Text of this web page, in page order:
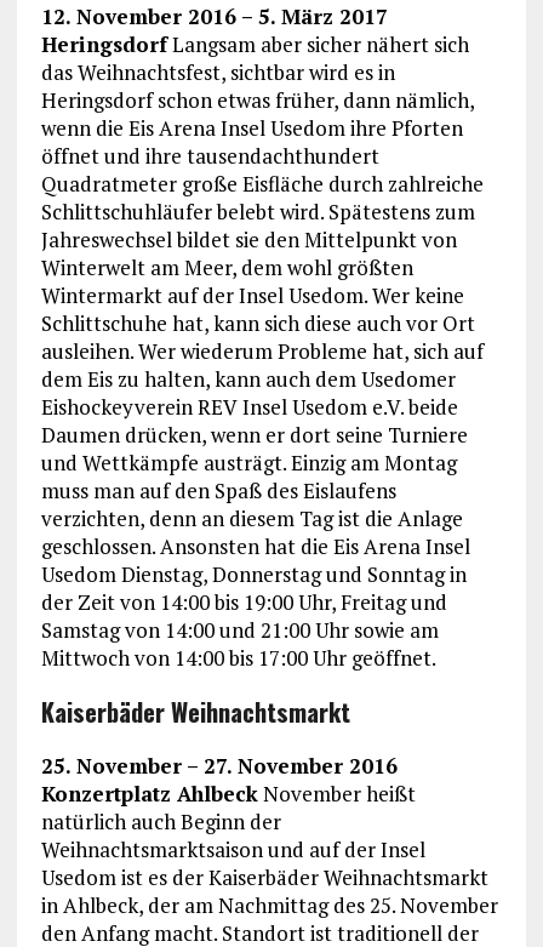
12. November 2016 – 5. März 2017
HeringsdorfLangsam aber sicher nähert sich
das Weihnachtsfest, sichtbar wird es in
Heringsdorf schon etwas früher, dann nämlich,
wenn die Eis Arena Insel Usedom ihre Pforten
öffnet und ihre tausendachthundert
Quadratmeter große Eisfläche durch zahlreiche
Schlittschuhläufer belebt wird. Spätestens zum
Jahreswechsel bildet sie den Mittelpunkt von
Winterwelt am Meer, dem wohl größten
Wintermarkt auf der Insel Usedom. Wer keine
Schlittschuhe hat, kann sich diese auch vor Ort
ausleihen. Wer wiederum Probleme hat, sich auf
dem Eis zu halten, kann auch dem Usedomer
Eishockeyverein REV Insel Usedom e.V. beide
Daumen drücken, wenn er dort seine Turniere
und Wettkämpfe austrägt. Einzig am Montag
muss man auf den Spaß des Eislaufens
verzichten, denn an diesem Tag ist die Anlage
geschlossen. Ansonsten hat die Eis Arena Insel
Usedom Dienstag, Donnerstag und Sonntag in
der Zeit von 14:00 bis 19:00 Uhr, Freitag und
Samstag von 14:00 und 21:00 Uhr sowie am
Mittwoch von 14:00 bis 17:00 Uhr geöffnet.
Kaiserbäder Weihnachtsmarkt
25. November – 27. November 2016
Konzertplatz AhlbeckNovember heißt
natürlich auch Beginn der
Weihnachtsmarktsaison und auf der Insel
Usedom ist es der Kaiserbäder Weihnachtsmarkt
in Ahlbeck, der am Nachmittag des 25. November
den Anfang macht. Standort ist traditionell der